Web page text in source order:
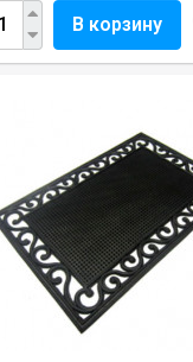
В корзину